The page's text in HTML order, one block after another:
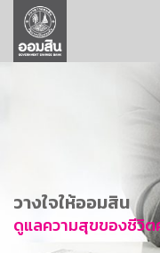
ลูกค้าธุรกิจ
ลูกค้าผู้ประกอบรา
การพัฒนาที่ยั่งยืน
ข่าวสาร
บริการทางการเงิน
วางใจให้ออมสิน
ดูแลความสุขของชีวิ